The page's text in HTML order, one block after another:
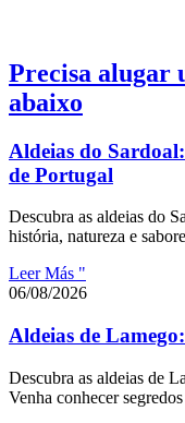
Precisa alugar
abaixo
Aldeias do
de Portugal
Descubra as aldeias do
história, natureza e
Leer Más "
06/08/2026
Aldeias de
Descubra as aldeias de
Venha conhecer